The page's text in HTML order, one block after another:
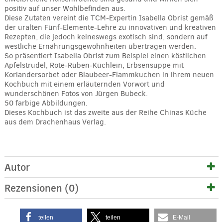
positiv auf unser Wohlbefinden aus.
Diese Zutaten vereint die TCM-Expertin Isabella Obrist gemäß
der uralten Fünf-Elemente-Lehre zu innovativen und kreativen
Rezepten, die jedoch keineswegs exotisch sind, sondern auf
westliche Ernährungsgewohnheiten übertragen werden.
So präsentiert Isabella Obrist zum Beispiel einen köstlichen
Apfelstrudel, Rote-Rüben-Küchlein, Erbsensuppe mit
Koriandersorbet oder Blaubeer-Flammkuchen in ihrem neuen
Kochbuch mit einem erläuternden Vorwort und
wunderschönen Fotos von Jürgen Bubeck.
50 farbige Abbildungen.
Dieses Kochbuch ist das zweite aus der Reihe Chinas Küche
aus dem Drachenhaus Verlag.
Autor
Rezensionen (0)
teilen teilen E-Mail